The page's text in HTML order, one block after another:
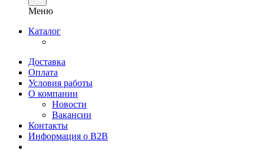
Меню
Каталог
Доставка
Оплата
Условия работы
О компании
Новости
Вакансии
Контакты
Информация о B2B